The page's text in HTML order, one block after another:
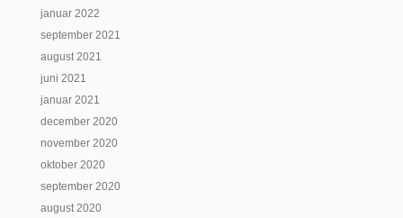
januar 2022
september 2021
august 2021
juni 2021
januar 2021
december 2020
november 2020
oktober 2020
september 2020
august 2020